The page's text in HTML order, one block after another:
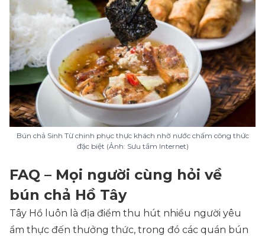
Bún chả Sinh Từ chinh phục thực khách nhờ nước chấm công thức
đặc biệt (Ảnh: Sưu tầm Internet)
FAQ – Mọi người cùng hỏi về
bún chả Hồ Tây
Tây Hồ luôn là địa điểm thu hút nhiều người yêu
ẩm thực đến thưởng thức, trong đó các quán bún